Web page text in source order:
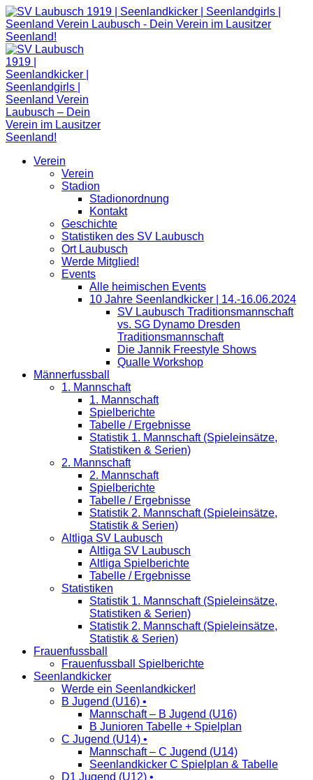
Zum
Inhalt
springen
Verein
Verein
Stadion
Stadionordnung
Kontakt
Geschichte
Statistiken des SV Laubusch
Ort Laubusch
Werde Mitglied!
Events
Alle heimischen Events
10 Jahre Seenlandkicker | 14.-16.06.2024
SV Laubusch Traditionsmannschaft
vs. SG Dynamo Dresden
Traditionsmannschaft
Die Jannik Freestyle Shows
Qualle Workshop
Männerfussball
1. Mannschaft
1. Mannschaft
Spielberichte
Tabelle / Ergebnisse
Statistik 1. Mannschaft (Spieleinsätze,
Statistiken & Serien)
2. Mannschaft
2. Mannschaft
Spielberichte
Tabelle / Ergebnisse
Statistik 2. Mannschaft (Spieleinsätze,
Statistik & Serien)
Altliga SV Laubusch
Altliga SV Laubusch
Altliga Spielberichte
Tabelle / Ergebnisse
Statistiken
Statistik 1. Mannschaft (Spieleinsätze,
Statistiken & Serien)
Statistik 2. Mannschaft (Spieleinsätze,
Statistik & Serien)
Frauenfussball
Frauenfussball Spielberichte
Seenlandkicker
Werde ein Seenlandkicker!
B Jugend (U16) •
Mannschaft – B Jugend (U16)
B Junioren Tabelle + Spielplan
C Jugend (U14) •
Mannschaft – C Jugend (U14)
Seenlandkicker C Spielplan & Tabelle
D1 Jugend (U12) •